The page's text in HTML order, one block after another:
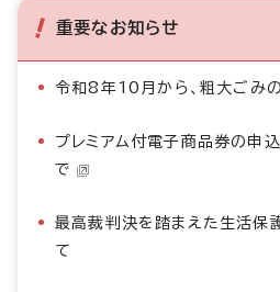
重要なお知らせ
令和8年10月から、粗大ごみ
プレミアム付電子商品券の申
で
最高裁判決を踏まえた生活保
て